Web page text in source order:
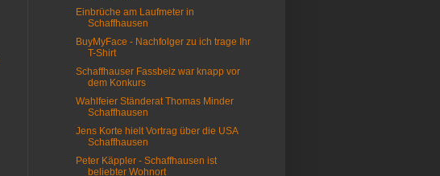
Einbrüche am Laufmeter in
Schaffhausen
BuyMyFace - Nachfolger zu ich trage Ihr
T-Shirt
Schaffhauser Fassbeiz war knapp vor
dem Konkurs
Wahlfeier Ständerat Thomas Minder
Schaffhausen
Jens Korte hielt Vortrag über die USA
Schaffhausen
Peter Käppler - Schaffhausen ist
beliebter Wohnort